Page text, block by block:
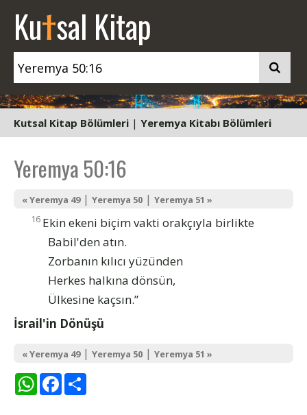
Kutsal Kitap
Kutsal Kitap Bölümleri | Yeremya Kitabı Bölümleri
Yeremya 50:16
« Yeremya 49| Yeremya 50 | Yeremya 51 »
16 Ekin ekeni biçim vakti orakçıyla birlikte
Babil'den atın.
Zorbanın kılıcı yüzünden
Herkes halkına dönsün,
Ülkesine kaçsın.”
İsrail'in Dönüşü
« Yeremya 49| Yeremya 50 | Yeremya 51 »
WhatsAppFacebook